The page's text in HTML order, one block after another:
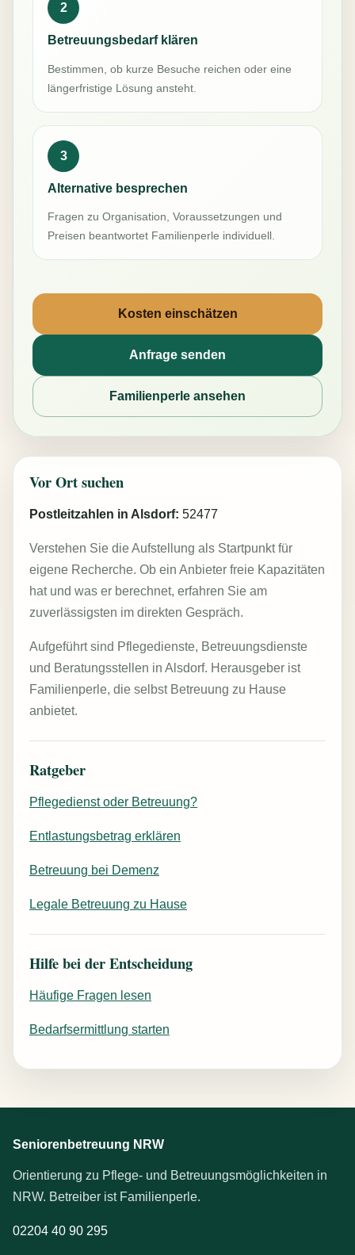
2
Betreuungsbedarf klären
Bestimmen, ob kurze Besuche reichen oder eine
längerfristige Lösung ansteht.
3
Alternative besprechen
Fragen zu Organisation, Voraussetzungen und
Preisen beantwortet Familienperle individuell.
Kosten einschätzen
Anfrage senden
Familienperle ansehen
Vor Ort suchen
Postleitzahlen in Alsdorf: 52477
Verstehen Sie die Aufstellung als Startpunkt für
eigene Recherche. Ob ein Anbieter freie Kapazitäten
hat und was er berechnet, erfahren Sie am
zuverlässigsten im direkten Gespräch.
Aufgeführt sind Pflegedienste, Betreuungsdienste
und Beratungsstellen in Alsdorf. Herausgeber ist
Familienperle, die selbst Betreuung zu Hause
anbietet.
Ratgeber
Pflegedienst oder Betreuung?
Entlastungsbetrag erklären
Betreuung bei Demenz
Legale Betreuung zu Hause
Hilfe bei der Entscheidung
Häufige Fragen lesen
Bedarfsermittlung starten
Seniorenbetreuung NRW
Orientierung zu Pflege- und Betreuungsmöglichkeiten in
NRW. Betreiber ist Familienperle.
02204 40 90 295